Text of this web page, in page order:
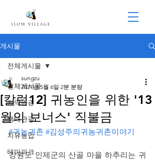
게시물
전체게시물
지역관광
생태관광
치유농업
테마파크
전체게시물
[칼럼12] 귀농인을 위한 '13
월의 보너스' 직불금
sungzu
2021년 5월 6일 2분 분량
#귀농귀촌 #김성주의귀농귀촌이야기
강원도 인제군의 산골 마을 하추리는 귀